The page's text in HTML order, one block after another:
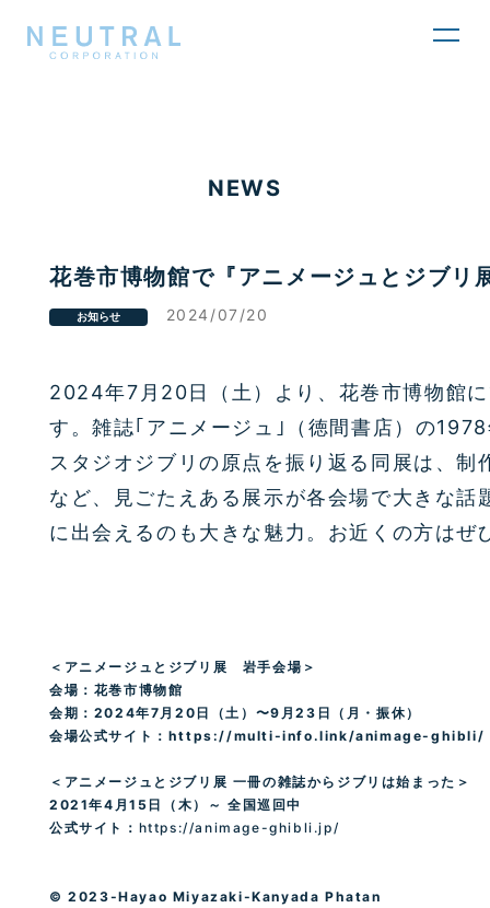
NEWS
花巻市博物館で『アニメージュとジブリ
お知らせ 2024/07/20
2024年7 月 20日（土）より、花巻市博物館
す。雑誌｢アニメージュ｣（徳間書店）の1978
スタジオジブリの原点を振り返る同展は、
など、見ごたえある展示が各会場で大きな
に出会えるのも大きな魅力。お近くの方はぜ
＜アニメージュとジブリ展 岩手会場＞
会場：花巻市博物館
会期： 2024年7月20 日（土）〜9 月23 日（月・振休）
会場公式サイト： https://multi-info.link/animage-ghibli/
＜アニメージュとジブリ展 一冊の雑誌からジブリは始まった＞
2021年4 月15 日（木）～ 全国巡回中
公式サイト： https://animage-ghibli.jp/
© 2023-Hayao Miyazaki-Kanyada Phatan